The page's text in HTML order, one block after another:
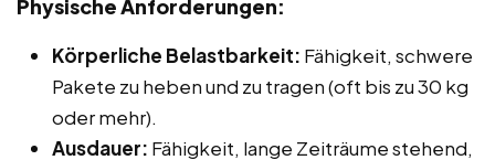
Physische Anforderungen:
Körperliche Belastbarkeit: Fähigkeit, schwere
Pakete zu heben und zu tragen (oft bis zu 30 kg
oder mehr).
Ausdauer: Fähigkeit, lange Zeiträume stehend,